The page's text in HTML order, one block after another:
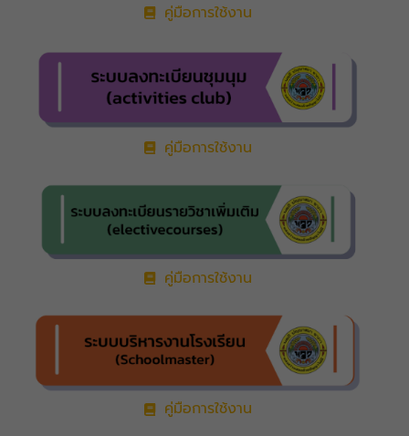
คู่มือการใช้งาน
คู่มือการใช้งาน
คู่มือการใช้งาน
คู่มือการใช้งาน